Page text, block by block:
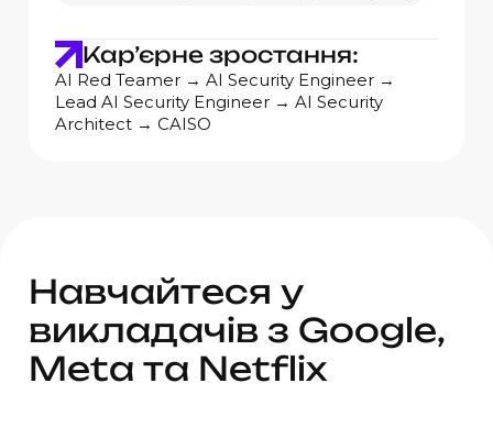
Кар’єрне зростання:
AI Red Teamer → AI Security Engineer →
Lead AI Security Engineer → AI Security
Architect → CAISO
Навчайтеся у
викладачів з Google,
Meta та Netflix